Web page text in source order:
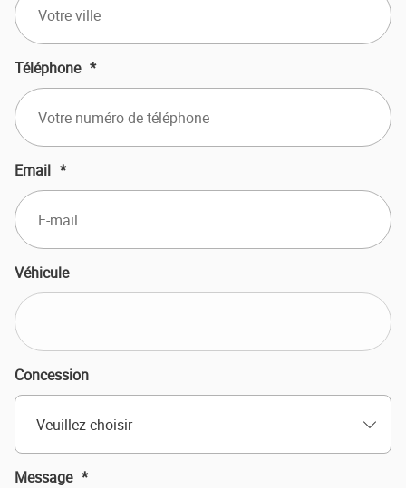
Téléphone *
Email *
Véhicule
Concession
Veuillez choisir
Message *